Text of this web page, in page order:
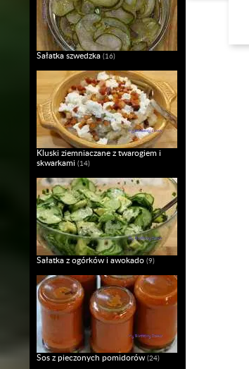
Sałatka szwedzka (16)
Kluski ziemniaczane z twarogiem i
skwarkami (14)
Sałatka z ogórków i awokado (9)
Sos z pieczonych pomidorów (24)